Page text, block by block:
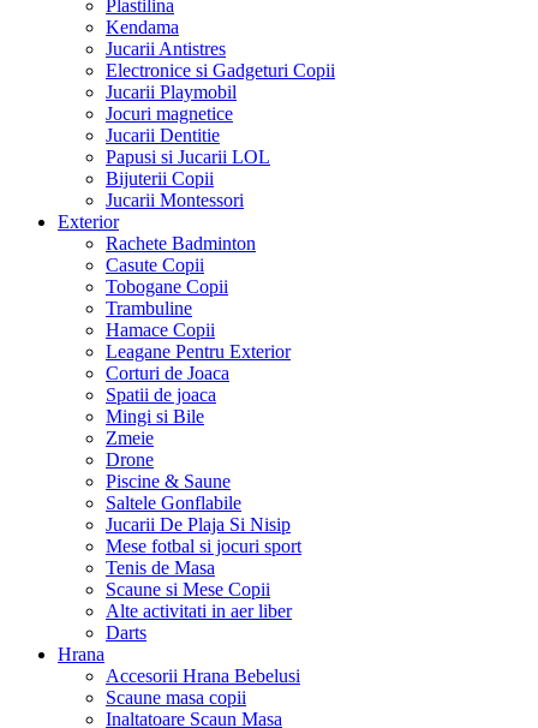
Plastilina
Kendama
Jucarii Antistres
Electronice si Gadgeturi Copii
Jucarii Playmobil
Jocuri magnetice
Jucarii Dentitie
Papusi si Jucarii LOL
Bijuterii Copii
Jucarii Montessori
Exterior
Rachete Badminton
Casute Copii
Tobogane Copii
Trambuline
Hamace Copii
Leagane Pentru Exterior
Corturi de Joaca
Spatii de joaca
Mingi si Bile
Zmeie
Drone
Piscine & Saune
Saltele Gonflabile
Jucarii De Plaja Si Nisip
Mese fotbal si jocuri sport
Tenis de Masa
Scaune si Mese Copii
Alte activitati in aer liber
Darts
Hrana
Accesorii Hrana Bebelusi
Scaune masa copii
Inaltatoare Scaun Masa